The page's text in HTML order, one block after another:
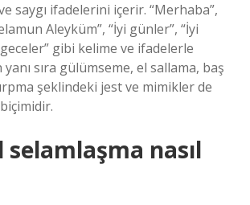
saygı ifadelerini içerir. “Merhaba”,
Aleyküm”, “İyi günler”, “İyi
gibi kelime ve ifadelerle
yanı sıra gülümseme, el sallama, baş
şeklindeki jest ve mimikler de
selamlaşma nasıl